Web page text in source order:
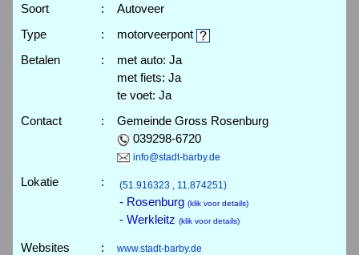
Soort
:
Autoveer
Type
:
motorveerpont
Betalen
:
met auto: Ja
met fiets: Ja
te voet: Ja
Contact
:
Gemeinde Gross Rosenburg
039298-6720
info@stadt-barby.de
Lokatie : (51.916323 , 11.874251)
- Rosenburg (klik voor details)
- Werkleitz (klik voor details)
Websites : www.stadt-barby.de